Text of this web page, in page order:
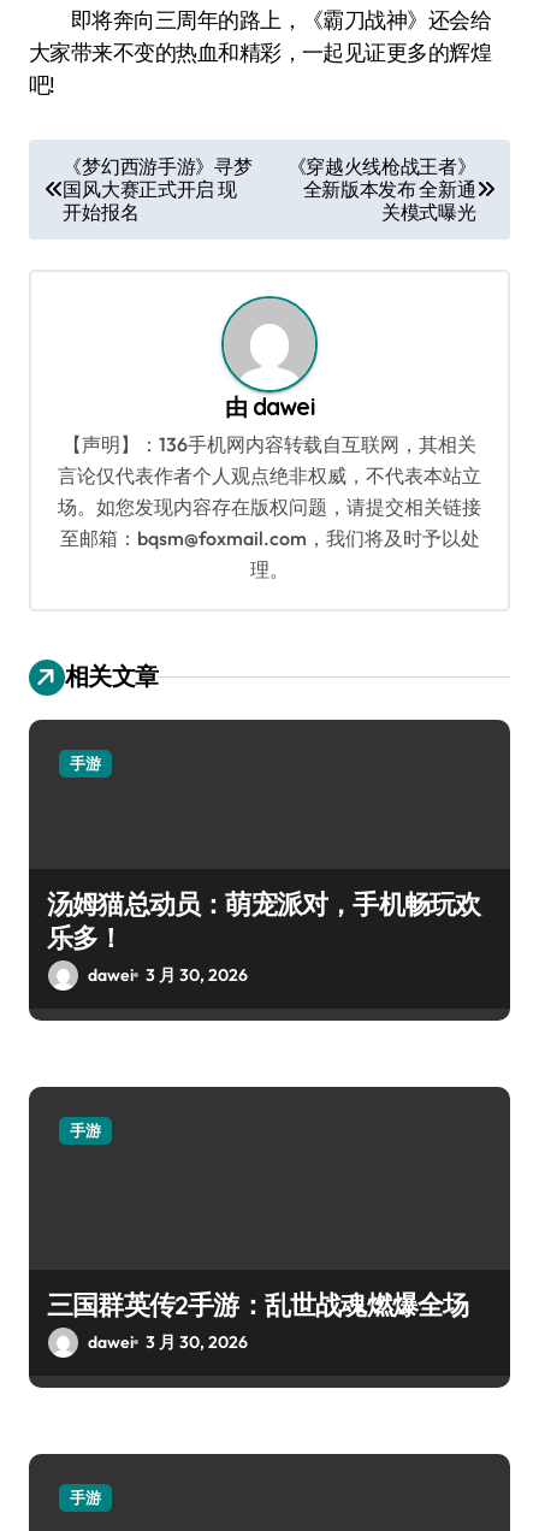
即将奔向三周年的路上，《霸刀战神》还会给
大家带来不变的热血和精彩，一起见证更多的辉煌
吧!
章
导
航
《梦幻西游手游》寻梦
国风大赛正式开启 现
开始报名
《穿越火线枪战王者》
全新版本发布 全新通
关模式曝光
由 dawei
【声明】：136手机网内容转载自互联网，其相关
言论仅代表作者个人观点绝非权威，不代表本站立
场。如您发现内容存在版权问题，请提交相关链接
至邮箱：bqsm@foxmail.com，我们将及时予以处
理。
相关文章
手游
汤姆猫总动员：萌宠派对，手机畅玩欢
乐多！
dawei 3 月 30, 2026
手游
三国群英传2手游：乱世战魂燃爆全场
dawei 3 月 30, 2026
手游